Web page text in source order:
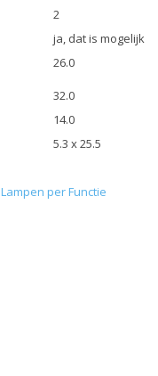
2
ja, dat is mogelijk
26.0
32.0
14.0
5.3 x 25.5
Lampen per Functie